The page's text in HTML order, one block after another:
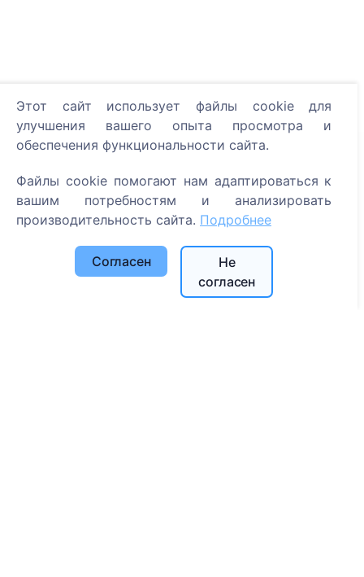
О CEMETY
Часто задаваемые вопросы
События
Список муниципалитетов и пользователей
Политика конфиденциальности
Этот сайт использует файлы cookie для
улучшения вашего опыта просмотра и
обеспечения функциональности сайта.
Файлы cookie помогают нам адаптироваться к
вашим потребностям и анализировать
производительность сайта. Подробнее
Согласен
Не
согласен